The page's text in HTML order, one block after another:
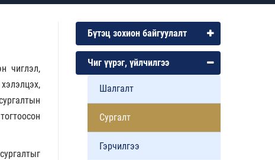
чиглэл,
Бүтэц зохион байгуулалт
Чиг үүрэг, үйлчилгээ
Шалгалт
Сургалт
Гэрчилгээ